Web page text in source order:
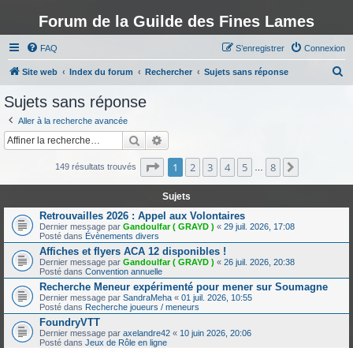
Forum de la Guilde des Fines Lames
FAQ Connexion
S’enregistrer
Site web Index du forum Rechercher Sujets sans réponse
c
r
Sujets sans réponse
Aller à la recherche avancée
Rechercher
149 résultats trouvés Page sur8
1 2 3 4 5 8
Sujets
Retrouvailles 2026 : Appel aux Volontaires
Dernier message par Gandoulfar ( GRAYD ) « 29 juil. 2026, 17:08
Posté dans Évènements divers
Affiches et flyers ACA 12 disponibles !
Dernier message par Gandoulfar ( GRAYD ) « 26 juil. 2026, 20:38
Posté dans Convention annuelle
Recherche Meneur expérimenté pour mener sur Soumagne
Dernier message par SandraMeha « 01 juil. 2026, 10:55
Posté dans Recherche joueurs / meneurs
FoundryVTT
Dernier message par axelandre42 « 10 juin 2026, 20:06
Posté dans Jeux de Rôle en ligne